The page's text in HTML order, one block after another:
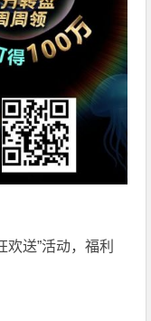
送”活动，福利